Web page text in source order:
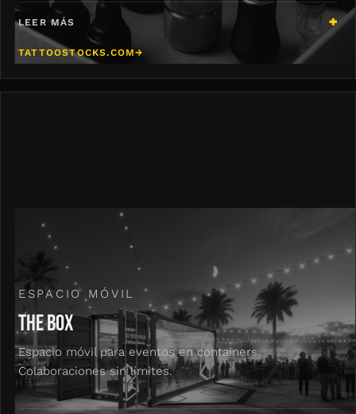
LEER MÁS
TATTOOSTOCKS.COM→
ESPACIO MÓVIL
THE BOX
Espacio móvil para eventos en containers.
Colaboraciones sin límites.